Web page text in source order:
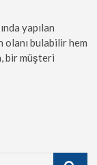
yapılan
olanı bulabilir hem
bir müşteri